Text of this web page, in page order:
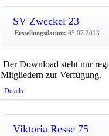
SV Zweckel 23
Erstellungsdatum: 05.07.2013
Der Download steht nur
Mitgliedern zur Verfügung.
Details
Viktoria Resse 75